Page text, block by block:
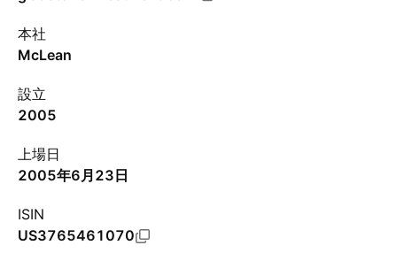
本社
McLean
設立
2005
上場日
2005年6月23日
ISIN
US3765461070